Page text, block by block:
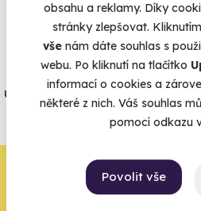
obsahu a reklamy. Díky
stránky zlepšovat.
vše nám dáte souhlas s
webu. Po kliknutí na tlačítko
informací o cookies a
některé z nich. Váš souhlas
pomocí odkazu
Povolit vše
Vše umíme
Jeden nikdy neví. Máme
úrazové pojištění z nabídky
agentur.
Zbývá jeden